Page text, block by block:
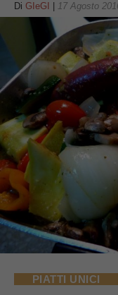
Di GIeGI 17 Agosto
PIATTI UNICI